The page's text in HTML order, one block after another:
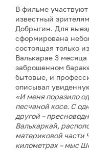
В фильме
известный
Добрыгин. Для
сформирована
состоящая только
Валькарае 3
заброшенном
бытовые, и
описывал
«И меня поразило
песчаной косе. С
другой –
Валькаркай,
материковой части
километрах – мыс